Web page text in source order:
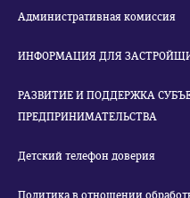
Административная комиссия
ИНФОРМАЦИЯ ДЛЯ
РАЗВИТИЕ И ПОДДЕРЖКА
ПРЕДПРИНИМАТЕЛЬСТВА
Детский телефон доверия
Политика в отношении